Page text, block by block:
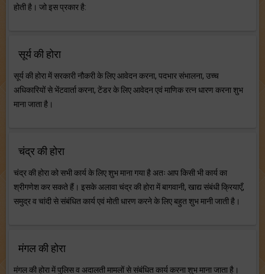
होती है। जो इस प्रकार है:
सूर्य की होरा
सूर्य की होरा में सरकारी नौकरी के लिए आवेदन करना, पदभार संभालना, उच्च
अधिकारियों से भेंटवार्ता करना, टेंडर के लिए आवेदन एवं माणिक रत्न धारण करना शुभ
माना जाता है।
चंद्र की होरा
चंद्र की होरा को सभी कार्य के लिए शुभ माना गया है अतः आप किसी भी कार्य का
श्रीगणेश कर सकते हैं। इसके अलावा चंद्र की होरा में बागवानी, खाद्य संबंधी क्रियाएँ,
समुद्र व चांदी से संबंधित कार्य एवं मोती धारण करने के लिए बहुत शुभ मानी जाती है।
मंगल की होरा
मंगल की होरा में पुलिस व अदालती मामलों से संबंधित कार्य करना शुभ माना जाता है।